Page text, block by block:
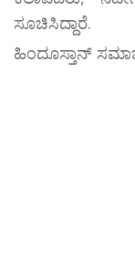
ಸೂಚಿಸಿದ್ದಾರೆ.
ಹಿಂದೂಸ್ತಾನ್